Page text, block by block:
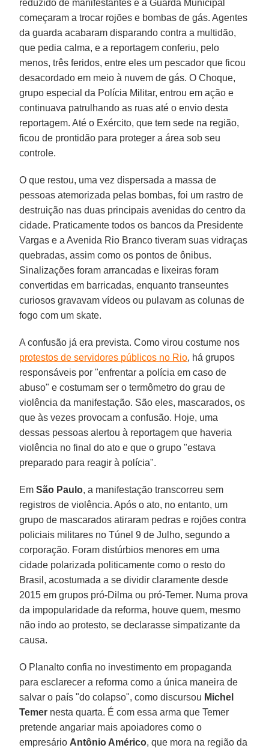
reduzido de manifestantes e a Guarda Municipal
começaram a trocar rojões e bombas de gás. Agentes
da guarda acabaram disparando contra a multidão,
que pedia calma, e a reportagem conferiu, pelo
menos, três feridos, entre eles um pescador que ficou
desacordado em meio à nuvem de gás. O Choque,
grupo especial da Polícia Militar, entrou em ação e
continuava patrulhando as ruas até o envio desta
reportagem. Até o Exército, que tem sede na região,
ficou de prontidão para proteger a área sob seu
controle.
O que restou, uma vez dispersada a massa de
pessoas atemorizada pelas bombas, foi um rastro de
destruição nas duas principais avenidas do centro da
cidade. Praticamente todos os bancos da Presidente
Vargas e a Avenida Rio Branco tiveram suas vidraças
quebradas, assim como os pontos de ônibus.
Sinalizações foram arrancadas e lixeiras foram
convertidas em barricadas, enquanto transeuntes
curiosos gravavam vídeos ou pulavam as colunas de
fogo com um skate.
A confusão já era prevista. Como virou costume nos
protestos de servidores públicos no Rio, há grupos
responsáveis por "enfrentar a polícia em caso de
abuso" e costumam ser o termômetro do grau de
violência da manifestação. São eles, mascarados, os
que às vezes provocam a confusão. Hoje, uma
dessas pessoas alertou à reportagem que haveria
violência no final do ato e que o grupo "estava
preparado para reagir à polícia".
Em São Paulo, a manifestação transcorreu sem
registros de violência. Após o ato, no entanto, um
grupo de mascarados atiraram pedras e rojões contra
policiais militares no Túnel 9 de Julho, segundo a
corporação. Foram distúrbios menores em uma
cidade polarizada politicamente como o resto do
Brasil, acostumada a se dividir claramente desde
2015 em grupos pró-Dilma ou pró-Temer. Numa prova
da impopularidade da reforma, houve quem, mesmo
não indo ao protesto, se declarasse simpatizante da
causa.
O Planalto confia no investimento em propaganda
para esclarecer a reforma como a única maneira de
salvar o país "do colapso", como discursou Michel
Temer nesta quarta. É com essa arma que Temer
pretende angariar mais apoiadores como o
empresário Antônio Américo, que mora na região da